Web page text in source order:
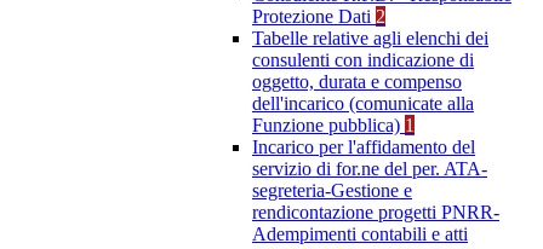
Protezione Dati 2
Tabelle relative agli elenchi dei
consulenti con indicazione di
oggetto, durata e compenso
dell'incarico (comunicate alla
Funzione pubblica) 1
Incarico per l'affidamento del
servizio di for.ne del per. ATA-
segreteria-Gestione e
rendicontazione progetti PNRR-
Adempimenti contabili e atti